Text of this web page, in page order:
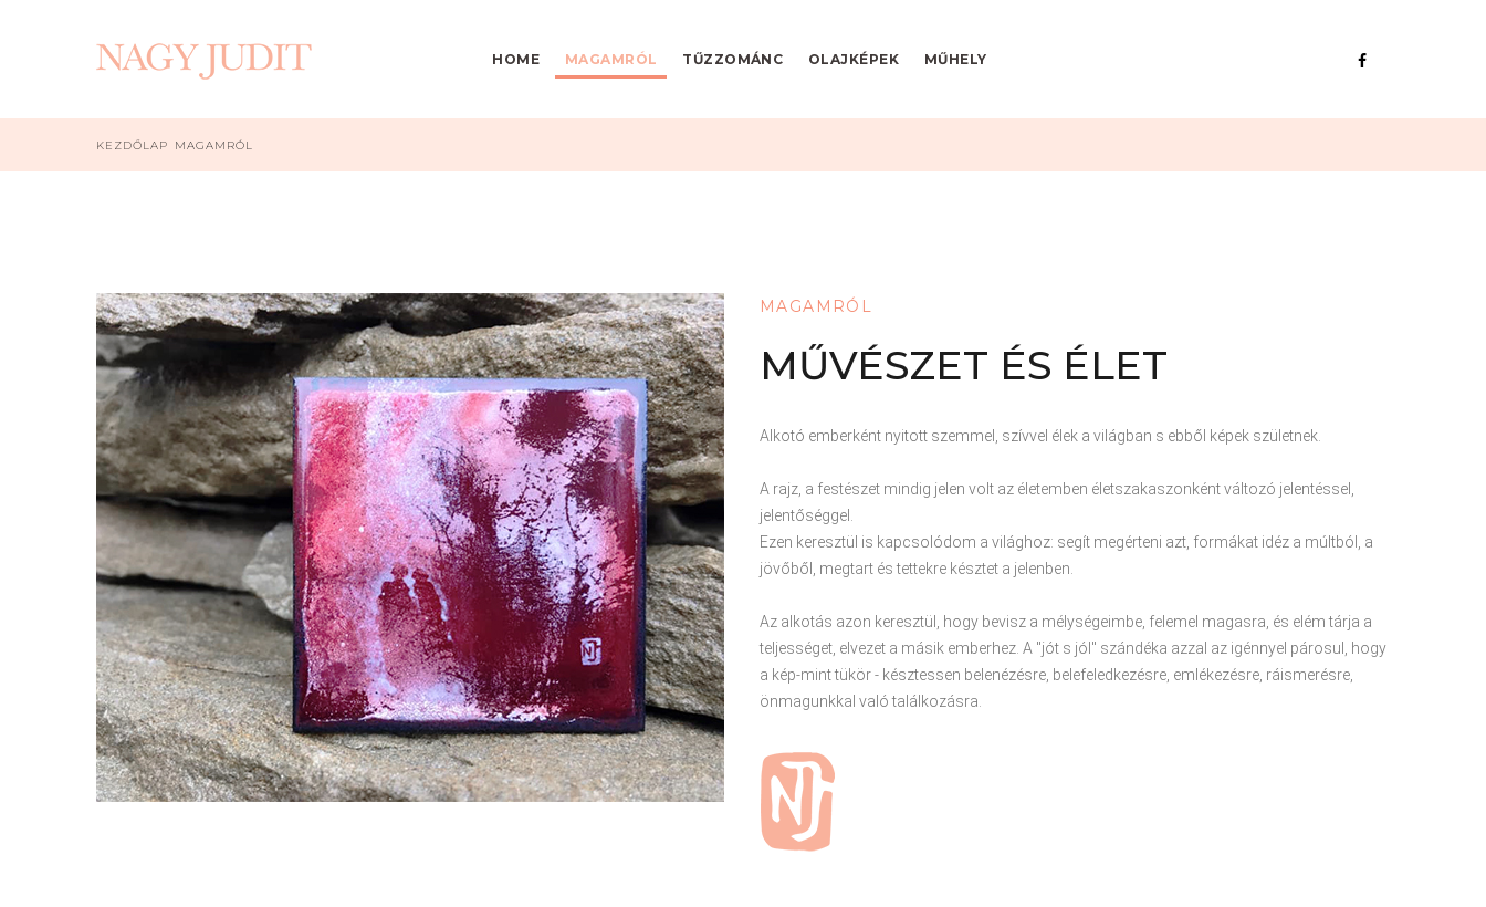
HOME MAGAMRÓL TŰZZOMÁNC OLAJKÉPEK MŰHELY
KEZDŐLAP MAGAMRÓL
MAGAMRÓL
MŰVÉSZET ÉS ÉLET
Alkotó emberként nyitott szemmel, szívvel élek a világban s ebből képek születnek.
A rajz, a festészet mindig jelen volt az életemben életszakaszonként változó jelentéssel,
jelentőséggel.
Ezen keresztül is kapcsolódom a világhoz: segít megérteni azt, formákat idéz a múltból, a
jövőből, megtart és tettekre késztet a jelenben.
Az alkotás azon keresztül, hogy bevisz a mélységeimbe, felemel magasra, és elém tárja a
teljességet, elvezet a másik emberhez. A "jót s jól" szándéka azzal az igénnyel párosul, hogy
a kép-mint tükör - késztessen belenézésre, belefeledkezésre, emlékezésre, ráismerésre,
önmagunkkal való találkozásra.